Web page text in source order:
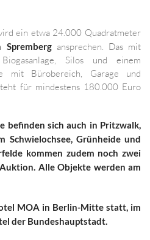
ein etwa 24.000 Quadratmeter
Sprembergansprechen. Das mit
Silos und einem
mit Bürobereich, Garage und
für mindestens 180.000 Euro
befinden sich auch in Pritzwalk,
Schwielochsee, Grünheide und
kommen zudem noch zwei
Alle Objekte werden am
MOA in Berlin-Mitte statt, im
der Bundeshauptstadt.